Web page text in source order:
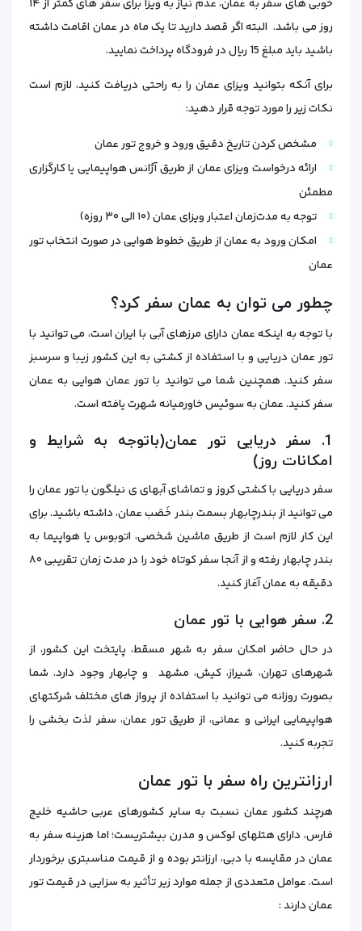
خوبی‌ های سفر به عمان، عدم نیاز به ویزا برای سفر‌ های کمتر از ۱۴
روز می‌ باشد. البته اگر قصد دارید تا یک ماه در عمان اقامت داشته
باشید باید مبلغ 15 ریال در فرودگاه پرداخت نمایید.
برای آنکه بتوانید ویزای عمان را به راحتی دریافت کنید، لازم است
نکات زیر را مورد توجه قرار دهید:
مشخص‌ کردن تاریخ دقیق ورود و خروج تور عمان
ارائه درخواست ویزای عمان از طریق آژانس هواپیمایی یا کارگزاری
مطمئن
توجه به مدت‌زمان اعتبار ویزای عمان (۱۰ الی ۳۰ روزه)
امکان ورود به عمان از طریق خطوط هوایی در صورت انتخاب تور
عمان
چطور می توان به عمان سفر کرد؟
با توجه به اینکه عمان دارای مرزهای آبی با ایران است، می‌ توانید با
تور عمان دریایی و با استفاده از کشتی به این کشور زیبا و سرسبز
سفر کنید. همچنین شما می توانید با تور عمان هوایی به عمان
سفر کنید. عمان به سوئیس خاورمیانه شهرت یافته است.
1. سفر دریایی تور عمان(باتوجه به شرایط و
امکانات روز)
سفر دریایی با کشتی کروز و تماشای آبهای ی نیلگون با تور عمان را
می‌ توانید از بندرچابهار بسمت بندر خَصَب عمان، داشته باشید. برای
این کار لازم است از طریق ماشین شخصی، اتوبوس یا هواپیما به
بندر چابهار رفته و از آنجا سفر کوتاه خود را در مدت‌ زمان تقریبی ۸۰
دقیقه به عمان آغاز کنید.
2. سفر هوایی با تور عمان
در حال حاضر امکان سفر به شهر مسقط، پایتخت این کشور، از
شهرهای تهران، شیراز، کیش، مشهد و چابهار وجود دارد. شما
بصورت روزانه می‌ توانید با استفاده از پرواز های مختلف شرکتهای
هواپیمایی ایرانی و عمانی، از طریق تور عمان، سفر لذت بخشی را
تجربه کنید.
ارزانترین راه سفر با تور عمان
هرچند کشور عمان نسبت به سایر کشورهای عربی حاشیه خلیج‌
فارس، دارای هتلهای لوکس و مدرن بیشتریست؛ اما هزینه سفر به
عمان در مقایسه با دبی، ارزانتر بوده و از قیمت مناسبتری برخوردار
است. عوامل متعددی از جمله موارد زیر تأثیر به سزایی در قیمت تور
عمان دارند :